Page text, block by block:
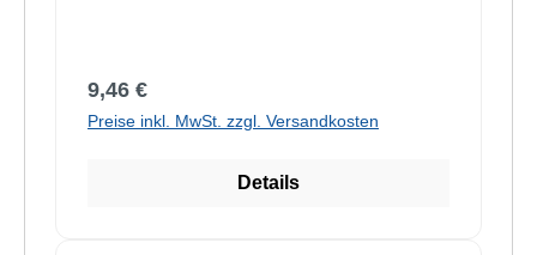
Regulärer Preis:
9,46 €
Preise inkl. MwSt. zzgl. Versandkosten
Details